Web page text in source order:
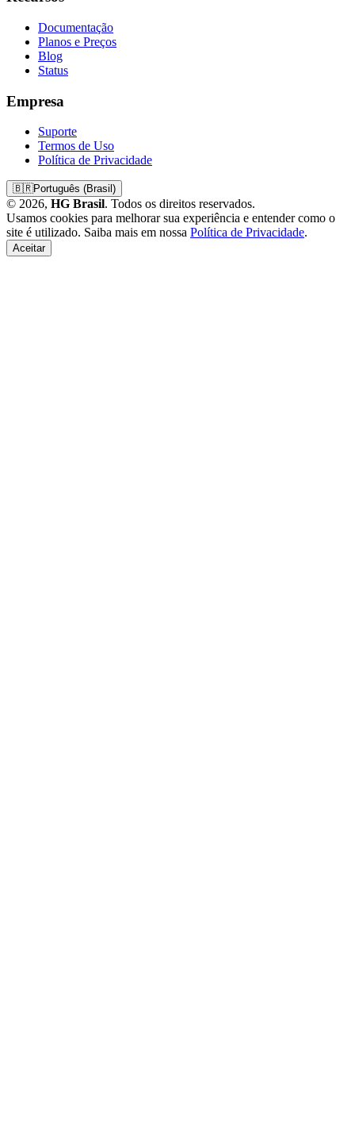
Documentação
Planos e Preços
Blog
Status
Empresa
Suporte
Termos de Uso
Política de Privacidade
🇧🇷Português (Brasil)
© 2026, HG Brasil. Todos os direitos reservados.
Usamos cookies para melhorar sua experiência e entender como o
site é utilizado. Saiba mais em nossa Política de Privacidade.
Aceitar